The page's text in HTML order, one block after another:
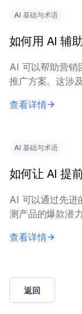
AI 基础与术语
如何用 AI 辅
AI 可以帮助营销
推广方案。这涉
训练 AI 模型，以
查看详情
AI 基础与术语
如何让 AI 提
AI 可以通过先进
测产品的爆款潜
感、搜索趋势和
查看详情
返回